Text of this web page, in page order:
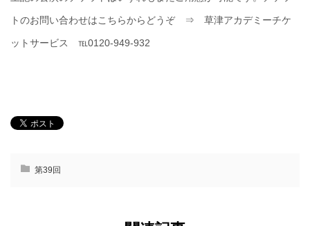
トのお問い合わせはこちらからどうぞ ⇒ 草津アカデミーチケ
ットサービス ℡0120-949-932
第39回